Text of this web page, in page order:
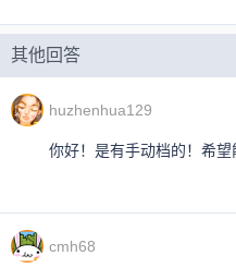
其他回答
huzhenhua129
你好！是有手动档的！希望
cmh68